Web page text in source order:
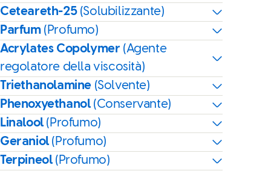
Ceteareth-25 (Solubilizzante)
Parfum (Profumo)
Acrylates Copolymer (Agente
regolatore della viscosità)
Triethanolamine (Solvente)
Phenoxyethanol(Conservante)
Linalool(Profumo)
Geraniol(Profumo)
Terpineol(Profumo)